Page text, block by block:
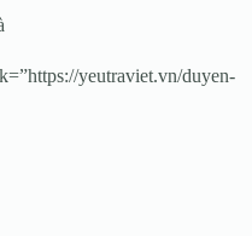
yeutraviet.vn/duyen-